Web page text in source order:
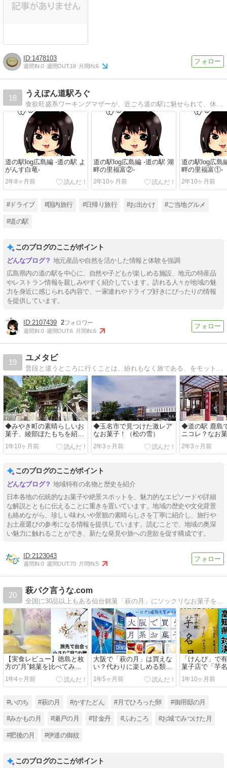
1478103
週間IN:0 週間OUT:18 月間IN:6
18
うえぽん道駅ろぐ
道の駅log広島編 -道の駅 よ
がんす白竜-
2年8ヶ月前
道の駅log広島編 -道の駅 湖
畔の里福富②-
2年10ヶ月前
道の駅log広島
畔の里福富①-
2年10ヶ月前
#ドライブ #国内旅行 #日帰り旅行 #お出かけ #ご当地グルメ
#道の駅
このブログのここがポイント
地元産品や自然を活かした情報と体験を強調
広島県内の道の駅を中心に、自然や子どもが楽しめる施設、地元の特産品
やレストラン情報を親しみやすく紹介しています。訪れる人々が地域の魅
力を身近に感じられる内容で、一家連れやドライブ好きにぴったりの情報
を提供しています。
2107439 2
週間IN:0 週間OUT:6 月間IN:6
19
ユメタビ
普段と違うところに行くことは、紛れもなく旅である、をモットーに『少しでも旅してみたい』と思ってもらえるような、主に九州中心のスポットやお土産（お菓子）の情報を発信しています。
◆みやき町の素晴らしいお
菓子、綾部ぼたもちを紹介
します！
1年10ヶ月前
◆玉名市で見つけた激レア
なお菓子！（松の雪）
2年3ヶ月前
◆道の駅 鹿島
ニコレ？なお
だご）
2年3ヶ月前
このブログのここがポイント
地域特有の名物と歴史を紹介
日本各地の伝統的なお菓子や絶景スポットを、魅力的なエピソードや詳細
な解説とともに伝えることに重きを置いています。地域の歴史や文化背景
も絡めながら、珍しい味わいや景観の素晴らしさを丁寧に紹介し、旅行や
お土産選びの参考になる情報を提供しています。読むことで、地域の奥深
い魅力に触れることができ、新たな発見や旅への意欲を促す構成です。
2123043
週間IN:0 週間OUT:70 月間IN:5
20
萩パク言うな.com
全国に30品以上もある仙台銘菓「萩の月」にソックリなお菓子を紹介しています。世間では「萩の月のパクリ」とか「ジェネリック萩の月」と言われていますが、当ブログでは「どのお菓子もパクリではなく歴とした一商品」とのスタンスをとっています。
【実食レビュー】徳島と枚
方の“月”銘菓を比べてみた
｜月にうかれて vs 山田池
の月
1年4ヶ月前
大阪で「萩の月」は買えな
い？代わりに楽しめる類似
品5選！
1年5ヶ月前
「けんぴ」で
菓子店で「芋
さぽあん」を
べてみた
1年10ヶ月前
#いのち #萩の月 #かすたどん #月でひろった卵 #御用邸の月
#みかもの月 #瀬戸の月 #甘金丹 #ふわころ #お城でみつけた月
#肥後の月 #伊達の御紋
このブログのここがポイント